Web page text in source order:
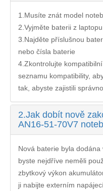
1.Musíte znát model
2.Vyjměte baterii z
3.Najděte příslušnou
nebo čísla baterie
4.Zkontrolujte
seznamu kompatibility,
tak, abyste zajistili
2.Jak dobít nově
AN16-51-70V7
Nová baterie byla
byste nejdříve neměli
zbytkový výkon
ji nabijte externím